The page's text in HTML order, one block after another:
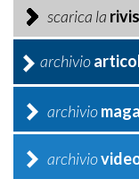
scarica la
archivio
archivio
archivio